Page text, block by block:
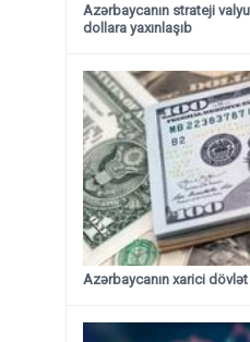
Azərbaycanın strateji
dollara yaxınlaşıb
Azərbaycanın xarici